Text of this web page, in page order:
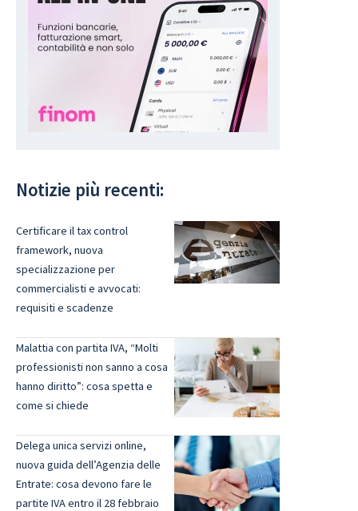
Notizie più recenti:
Certificare il tax control
framework, nuova
specializzazione per
commercialisti e avvocati:
requisiti e scadenze
Malattia con partita IVA, “Molti
professionisti non sanno a cosa
hanno diritto”: cosa spetta e
come si chiede
Delega unica servizi online,
nuova guida dell’Agenzia delle
Entrate: cosa devono fare le
partite IVA entro il 28 febbraio